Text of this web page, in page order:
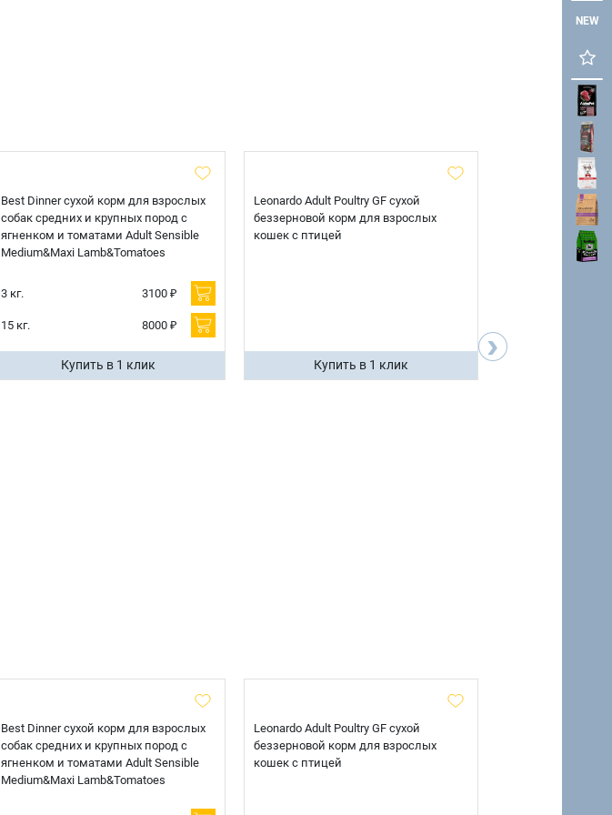
NEW
Best Dinner сухой корм для взрослых
собак средних и крупных пород с
ягненком и томатами Adult Sensible
Medium&Maxi Lamb&Tomatoes
3 кг. 3100 ₽
15 кг. 8000 ₽
Купить в 1 клик
Leonardo Adult Poultry GF сухой
беззерновой корм для взрослых
кошек с птицей
Купить в 1 клик
AlphaPet
взрослых собак
говядиной и
›
Best Dinner сухой корм для взрослых
собак средних и крупных пород с
ягненком и томатами Adult Sensible
Medium&Maxi Lamb&Tomatoes
Leonardo Adult Poultry GF сухой
беззерновой корм для взрослых
кошек с птицей